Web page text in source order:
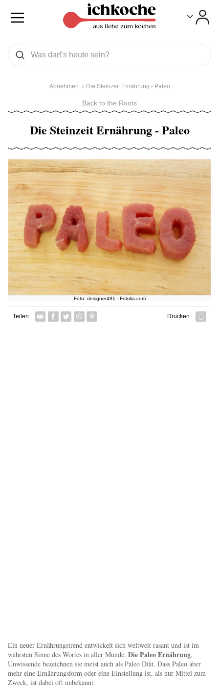
Was wollen Sie suchen
Suchen
Abnehmen Die Steinzeit Ernährung - Paleo
Back to the Roots
Die Steinzeit Ernährung - Paleo
Foto: designer491 - Fotolia.com
Teilen: Facebook
TwitterWhatsapp senden
Pin it Drucken:
Ein neuer Ernährungstrend entwickelt sich weltweit rasant und ist im
wahrsten Sinne des Wortes in aller Munde. Die Paleo Ernährung.
Unwissende bezeichnen sie meist auch als Paleo Diät. Dass Paleo aber
mehr eine Ernährungsform oder eine Einstellung ist, als nur Mittel zum
Zweck, ist dabei oft unbekannt.